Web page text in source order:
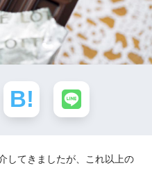
してきましたが、これ以上の